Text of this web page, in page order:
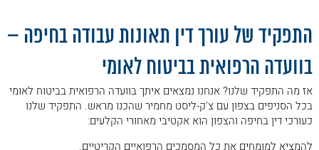
התפקיד של עורך דין תאונות עבודה בחיפה –
בוועדה הרפואית בביטוח לאומי
אז מה התפקיד שלנו? אנחנו נמצאים איתך בוועדה הרפואית בביטוח לאומי
בכל הסניפים בצפון עם צ'ק-ליסט מחמיר שהכנו מראש. התפקיד שלנו
כעורכי דין בחיפה והצפון הוא אקטיבי מאחורי הקלעים:
להמציא למומחים את כל המסמכים הרפואיים הקריטיים.